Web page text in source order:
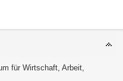
für Wirtschaft, Arbeit,